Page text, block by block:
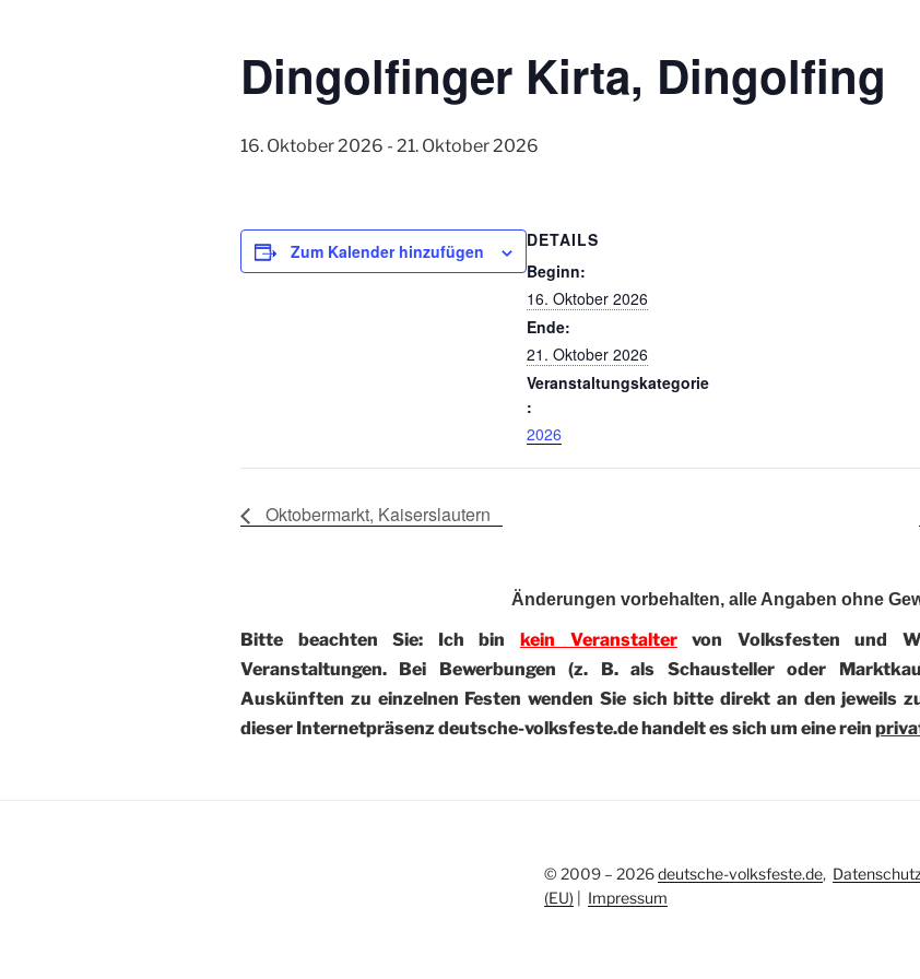
Dingolfinger Kirta, Dingolfing
16. Oktober 2026 - 21. Oktober 2026
Zum Kalender hinzufügen
DETAILS
Beginn:
16. Oktober 2026
Ende:
21. Oktober 2026
Veranstaltungskategorie
:
2026
Oktobermarkt, Kaiserslautern
Änderungen vorbehalten, alle Angaben ohne
Bitte beachten Sie: Ich bin kein Veranstaltervon Volksfesten und
Veranstaltungen. Bei Bewerbungen (z. B. als Schausteller oder
Auskünften zu einzelnen Festen wenden Sie sich bitte direkt an den jeweils
dieser Internetpräsenz deutsche-volksfeste.de handelt es sich um eine rein
© 2009 – 2026deutsche-volksfeste.de,
(EU)
Impressum